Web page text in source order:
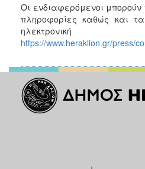
Οι ενδιαφερόμενοι
πληροφορίες καθώς και
ηλεκτρονική
https://www.heraklion.gr/press/